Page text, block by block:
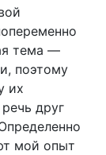
тема —
поэтому
их
друг
мой опыт